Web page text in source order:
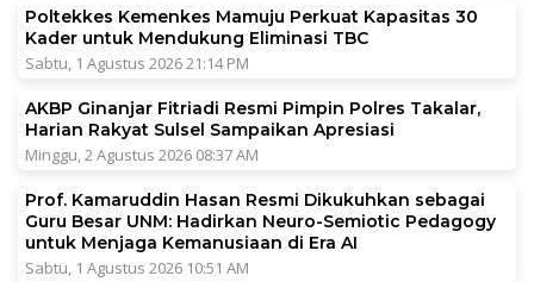
Poltekkes Kemenkes Mamuju Perkuat Kapasitas 30
Kader untuk Mendukung Eliminasi TBC
Sabtu, 1 Agustus 2026 21:14 PM
AKBP Ginanjar Fitriadi Resmi Pimpin Polres Takalar,
Harian Rakyat Sulsel Sampaikan Apresiasi
Minggu, 2 Agustus 2026 08:37 AM
Prof. Kamaruddin Hasan Resmi Dikukuhkan sebagai
Guru Besar UNM: Hadirkan Neuro-Semiotic Pedagogy
untuk Menjaga Kemanusiaan di Era AI
Sabtu, 1 Agustus 2026 10:51 AM